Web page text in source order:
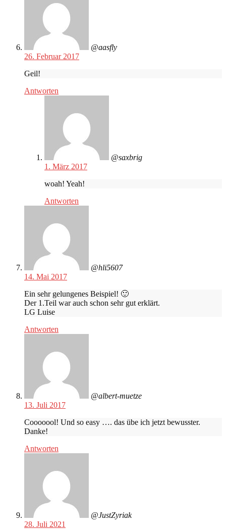
@aasfly
26. Februar 2017
Geil!
Antworten
@saxbrig
1. März 2017
woah! Yeah!
Antworten
@hli5607
14. Mai 2017
Ein sehr gelungenes Beispiel! 🙂
Der 1.Teil war auch schon sehr gut erklärt.
LG Luise
Antworten
@albert-muetze
13. Juli 2017
Cooooool! Und so easy …. das übe ich jetzt bewusster.
Danke!
Antworten
@JustZyriak
28. Juli 2021